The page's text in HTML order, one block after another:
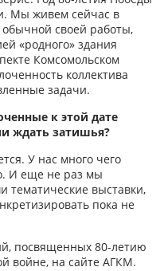
Мы живем сейчас в
своей работы,
«родного» здания
Комсомольском
коллектива
задачи.
к этой дате
ждать затишья?
У нас много чего
И еще не раз мы
тематические выставки,
пока не
посвященных 80-летию
войне, на сайте АГКМ.